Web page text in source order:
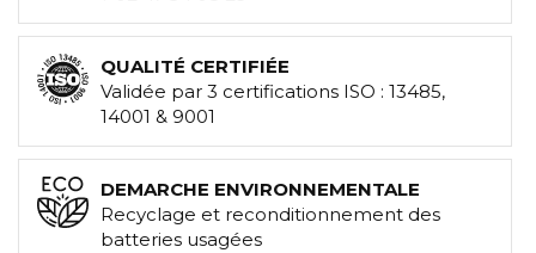
QUALITÉ CERTIFIÉE
Validée par 3 certifications ISO : 13485,
14001 & 9001
DEMARCHE ENVIRONNEMENTALE
Recyclage et reconditionnement des
batteries usagées